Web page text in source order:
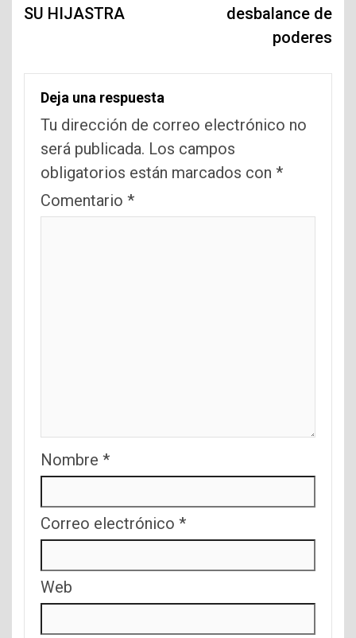
SU HIJASTRA
desbalance de
poderes
Deja una respuesta
Tu dirección de correo electrónico no
será publicada. Los campos
obligatorios están marcados con *
Comentario *
Nombre *
Correo electrónico *
Web